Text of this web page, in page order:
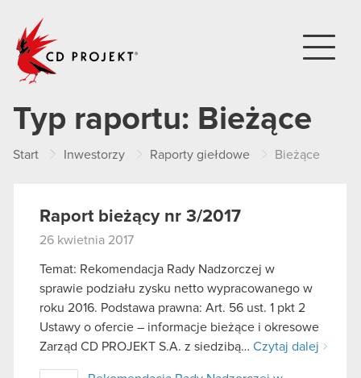
Typ raportu: Bieżące
Start Inwestorzy Raporty giełdowe Bieżące
Raport bieżący nr 3/2017
26 kwietnia 2017
Temat: Rekomendacja Rady Nadzorczej w
sprawie podziału zysku netto wypracowanego w
roku 2016. Podstawa prawna: Art. 56 ust. 1 pkt 2
Ustawy o ofercie – informacje bieżące i okresowe
Zarząd CD PROJEKT S.A. z siedzibą… Czytaj dalej